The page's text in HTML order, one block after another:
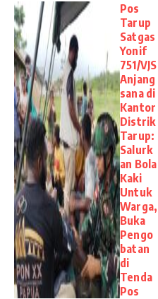
Pos
Tarup
Satgas
Yonif
751/VJS
Anjang
sana di
Kantor
Distrik
Tarup:
Salurk
an Bola
Kaki
Untuk
Warga,
Buka
Pengo
batan
di
Tenda
Pos